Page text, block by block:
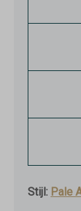
Stijl: Pale